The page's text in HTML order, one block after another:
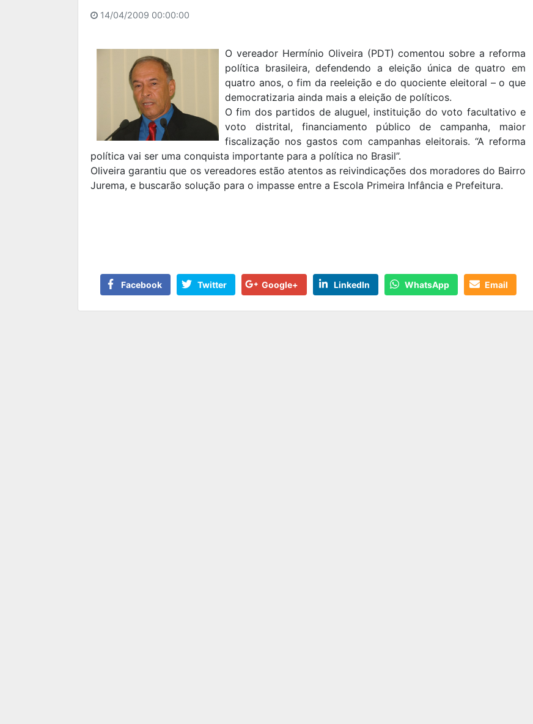
14/04/2009 00:00:00
O vereador Hermínio Oliveira (PDT) comentou sobre a reforma
política brasileira, defendendo a eleição única de quatro em
quatro anos, o fim da reeleição e do quociente eleitoral – o que
democratizaria ainda mais a eleição de políticos.
O fim dos partidos de aluguel, instituição do voto facultativo e
voto distrital, financiamento público de campanha, maior
fiscalização nos gastos com campanhas eleitorais. “A reforma
política vai ser uma conquista importante para a política no Brasil”.
Oliveira garantiu que os vereadores estão atentos as reivindicações dos moradores do Bairro
Jurema, e buscarão solução para o impasse entre a Escola Primeira Infância e Prefeitura.
Facebook Twitter Google+ LinkedIn WhatsApp Email